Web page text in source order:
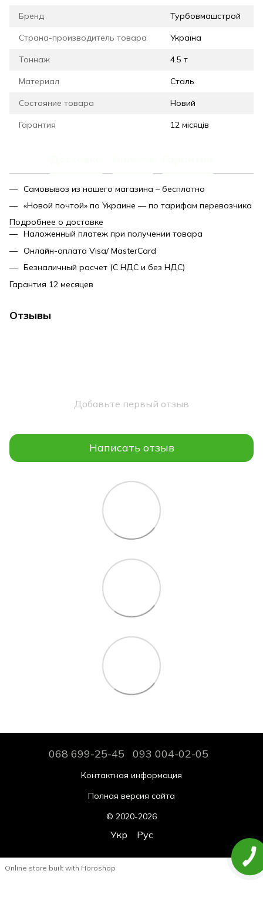
Бренд Турбовмашстрой
Страна-производитель товара Україна
Тоннаж 4.5 т
Материал Сталь
Состояние товара Новий
Гарантия 12 місяців
Самовывоз из нашего магазина – бесплатно
«Новой почтой» по Украине — по тарифам перевозчика
Подробнее о доставке
Наложенный платеж при получении товара
Онлайн-оплата Visa/ MasterCard
Безналичный расчет (С НДС и без НДС)
Гарантия 12 месяцев
Отзывы
Добавьте первый отзыв
Написать отзыв
068 699-25-45 093 004-02-05
Контактная информация
Полная версия сайта
© 2020-2026
Укр Рус
Online store built with Horoshop